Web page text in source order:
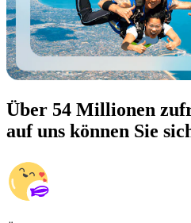
Über 54 Millionen
auf uns können Sie